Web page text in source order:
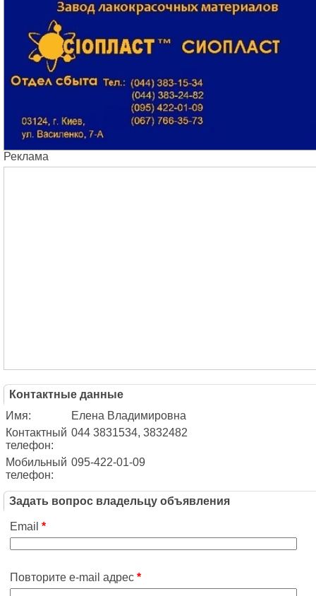
Реклама
Контактные данные
Имя:
Елена Владимировна
Контактный
телефон:
044 3831534, 3832482
Мобильный
телефон:
095-422-01-09
Задать вопрос владельцу объявления
Email *
Повторите e-mail адрес *